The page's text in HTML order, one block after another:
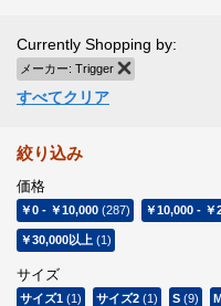
Currently Shopping by:
メーカー: Trigger
すべてクリア
絞り込み
価格
￥0 - ￥10,000 (287) ￥10,000 - ￥
￥30,000以上 (1)
サイズ
サイズ1 (1) サイズ2 (1) S (9)